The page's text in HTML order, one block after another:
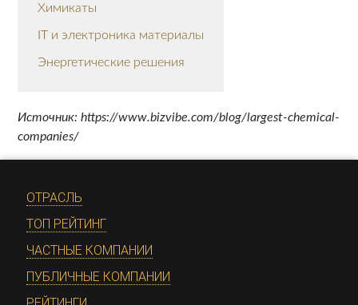
Химикаты
IT и электроника материалы
Энергетические решения
Источник: https://www.bizvibe.com/blog/largest-chemical-
companies/
ОТРАСЛЬ
ТОП РЕЙТИНГ
ЧАСТНЫЕ КОМПАНИИ
ПУБЛИЧНЫЕ КОМПАНИИ